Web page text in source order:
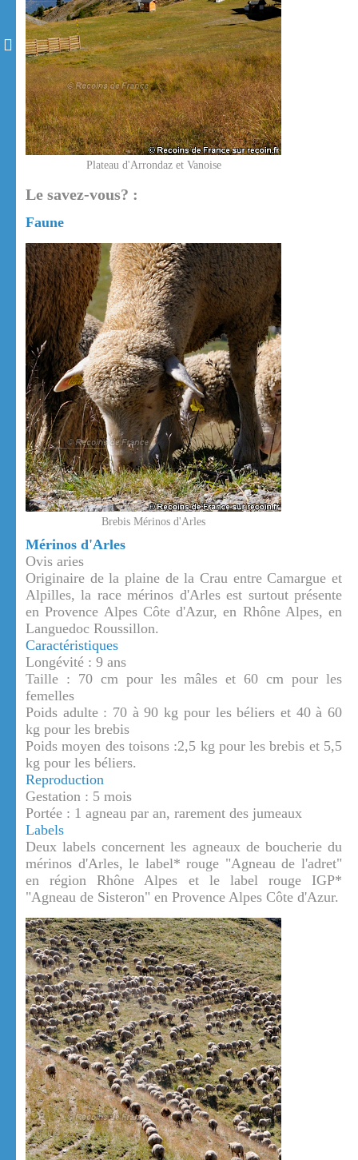
Plateau d'Arrondaz et Vanoise
Le savez-vous? :
Faune
Brebis Mérinos d'Arles
Mérinos d'Arles
Ovis aries
Originaire de la plaine de la Crau entre Camargue et
Alpilles, la race mérinos d'Arles est surtout présente
en Provence Alpes Côte d'Azur, en Rhône Alpes, en
Languedoc Roussillon.
Caractéristiques
Longévité : 9 ans
Taille : 70 cm pour les mâles et 60 cm pour les
femelles
Poids adulte : 70 à 90 kg pour les béliers et 40 à 60
kg pour les brebis
Poids moyen des toisons :2,5 kg pour les brebis et 5,5
kg pour les béliers.
Reproduction
Gestation : 5 mois
Portée : 1 agneau par an, rarement des jumeaux
Labels
Deux labels concernent les agneaux de boucherie du
mérinos d'Arles, le label* rouge "Agneau de l'adret"
en région Rhône Alpes et le label rouge IGP*
"Agneau de Sisteron" en Provence Alpes Côte d'Azur.